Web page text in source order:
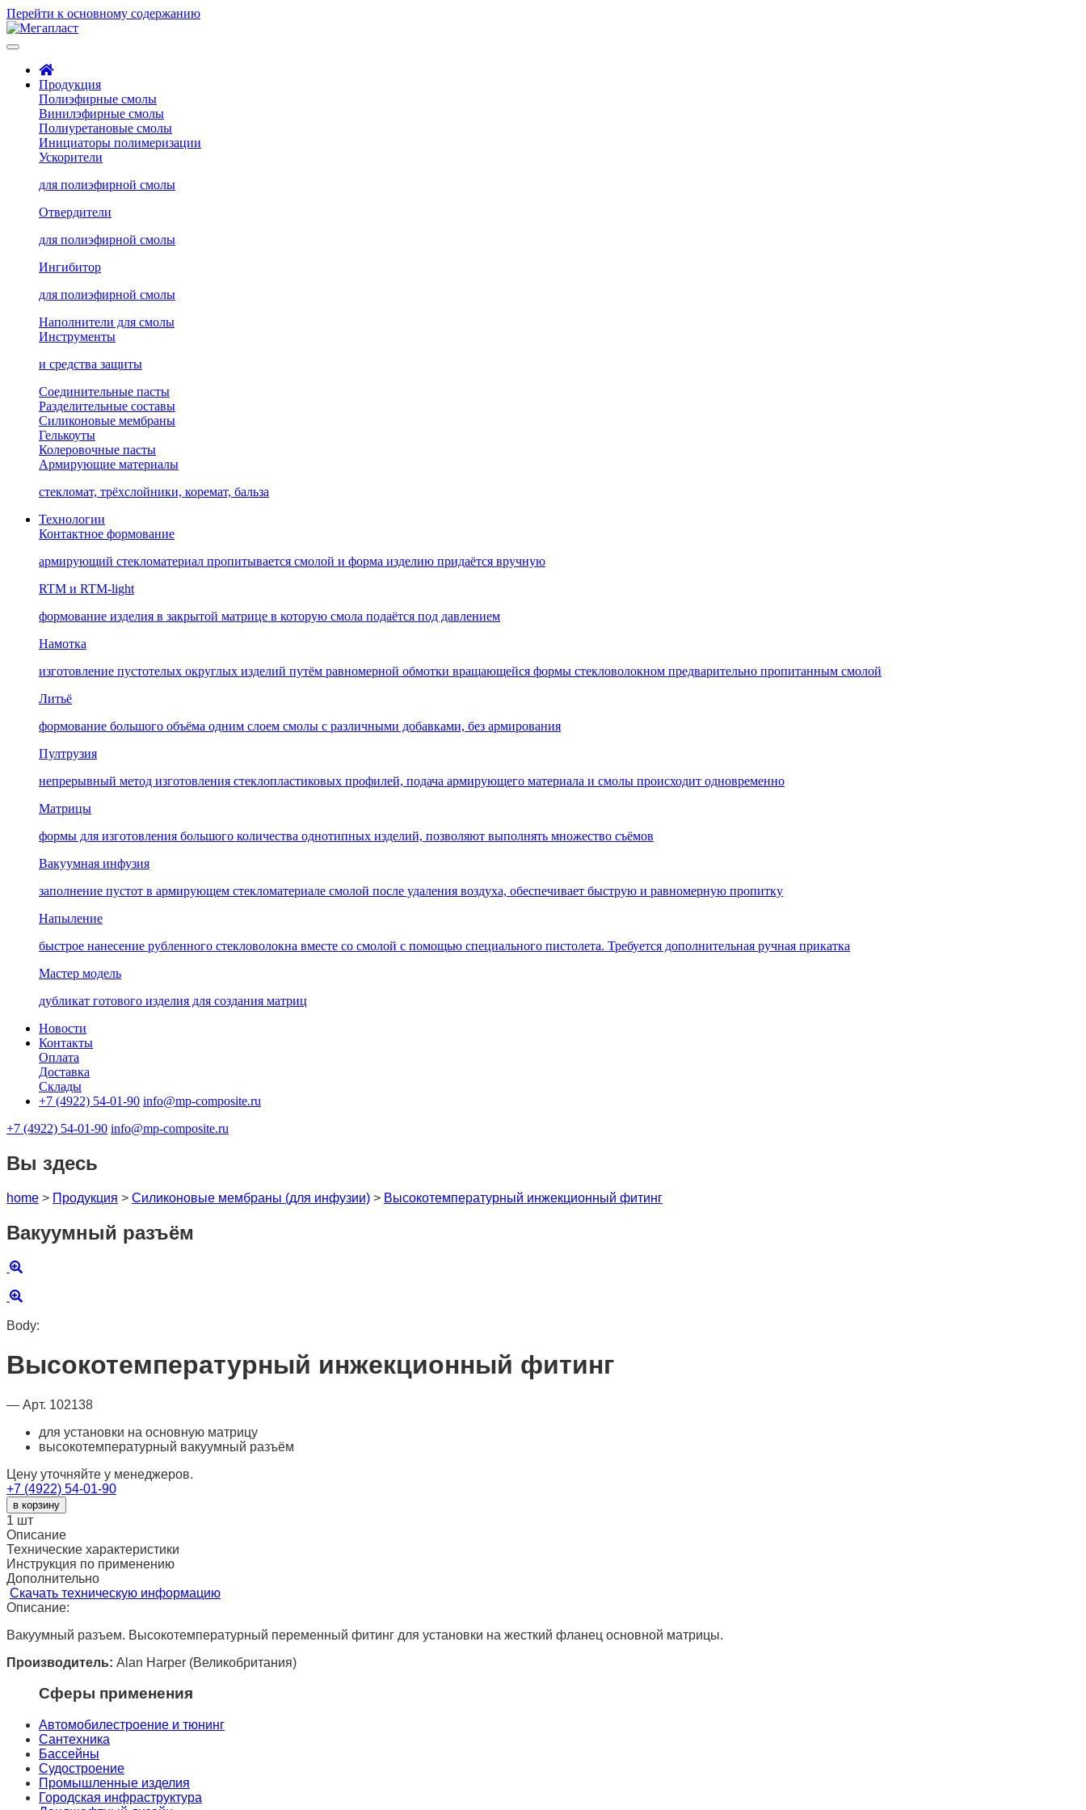
Перейти к основному содержанию
Продукция
Полиэфирные смолы
Винилэфирные смолы
Полиуретановые смолы
Инициаторы полимеризации
Ускорители
для полиэфирной смолы
Отвердители
для полиэфирной смолы
Ингибитор
для полиэфирной смолы
Наполнители для смолы
Инструменты
и средства защиты
Соединительные пасты
Разделительные составы
Силиконовые мембраны
Гелькоуты
Колеровочные пасты
Армирующие материалы
стекломат, трёхслойники, коремат, бальза
Технологии
Контактное формование
армирующий стекломатериал пропитывается смолой и форма изделию придаётся вручную
RTM и RTM-light
формование изделия в закрытой матрице в которую смола подаётся под давлением
Намотка
изготовление пустотелых округлых изделий путём равномерной обмотки вращающейся формы стекловолокном предварительно пропитанным смолой
Литьё
формование большого объёма одним слоем смолы с различными добавками, без армирования
Пултрузия
непрерывный метод изготовления стеклопластиковых профилей, подача армирующего материала и смолы происходит одновременно
Матрицы
формы для изготовления большого количества однотипных изделий, позволяют выполнять множество съёмов
Вакуумная инфузия
заполнение пустот в армирующем стекломатериале смолой после удаления воздуха, обеспечивает быструю и равномерную пропитку
Напыление
быстрое нанесение рубленного стекловолокна вместе со смолой с помощью специального пистолета. Требуется дополнительная ручная прикатка
Мастер модель
дубликат готового изделия для создания матриц
Новости
Контакты
Оплата
Доставка
Склады
+7 (4922) 54-01-90 info@mp-composite.ru
+7 (4922) 54-01-90 info@mp-composite.ru
Вы здесь
home > Продукция > Cиликоновые мембраны (для инфузии) > Высокотемпературный инжекционный фитинг
Вакуумный разъём
Body:
Высокотемпературный инжекционный фитинг
— Арт. 102138
для установки на основную матрицу
высокотемпературный вакуумный разъём
Цену уточняйте у менеджеров.
+7 (4922) 54-01-90
в корзину
1 шт
Описание
Технические характеристики
Инструкция по применению
Дополнительно
Скачать техническую информацию
Описание:
Вакуумный разъем. Высокотемпературный переменный фитинг для установки на жесткий фланец основной матрицы.
Производитель: Alan Harper (Великобритания)
Сферы применения
Автомобилестроение и тюнинг
Сантехника
Бассейны
Судостроение
Промышленные изделия
Городская инфраструктура